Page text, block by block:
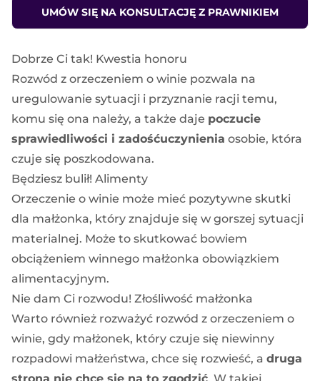
UMÓW SIĘ NA KONSULTACJĘ Z PRAWNIKIEM
Dobrze Ci tak! Kwestia honoru
Rozwód z orzeczeniem o winie pozwala na
uregulowanie sytuacji i przyznanie racji temu,
komu się ona należy, a także daje poczucie
sprawiedliwości i zadośćuczynienia osobie, która
czuje się poszkodowana.
Będziesz bulił! Alimenty
Orzeczenie o winie może mieć pozytywne skutki
dla małżonka, który znajduje się w gorszej sytuacji
materialnej. Może to skutkować bowiem
obciążeniem winnego małżonka obowiązkiem
alimentacyjnym.
Nie dam Ci rozwodu! Złośliwość małżonka
Warto również rozważyć rozwód z orzeczeniem o
winie, gdy małżonek, który czuje się niewinny
rozpadowi małżeństwa, chce się rozwieść, a druga